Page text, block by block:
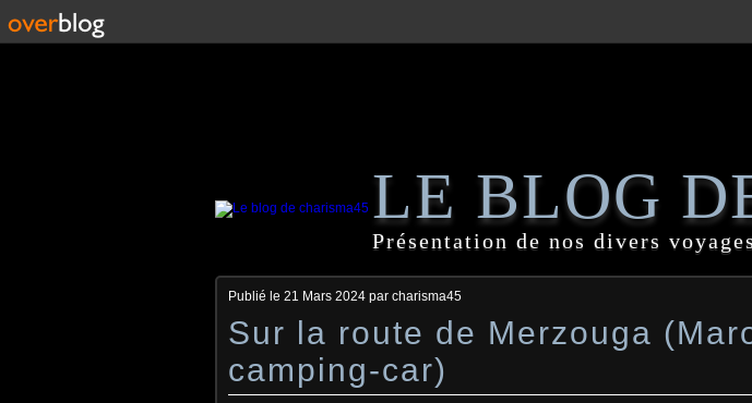
LE BLOG
Présentation de nos divers
Publié le 21 Mars 2024 par charisma45
Sur la route de Merzouga
camping-car)